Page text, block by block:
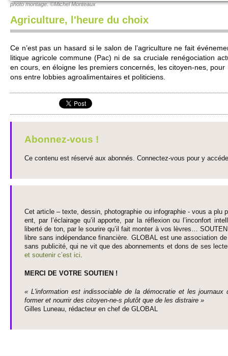
photo montage: ©Mi­chel Monte­aux
Agriculture, l'heure du choix
Ce n’est pas un hasard si le salon de l’agri­culture ne fait
litique agri­cole co­mmune (Pac) ni de sa cruci­ale renégo­ci­ation
en cours, en éloigne les pre­miers concernés, les ci­to­yen-nes,
ons entre lobbies agro­alimentaires et po­liti­ci­ens.
Abonnez-vous !
Ce contenu est réservé aux abonnés. Connectez-vous pour y
Cet article – texte, dessin, photographie ou infographie - vous a plu
ent, par l’éclairage qu’il appo­rte, par la réflexion ou l’inconfort
liberté de ton, par le so­urire qu’il fait monter à vos lèvres…
libre sans indépendance financière. GLOBAL est une asso­ci­ation
sans publi­cité, qui ne vit que des abonne­ments et dons de ses
et so­utenir c’est ici.
MERCI DE VOTRE SO­UTIEN !
« L'information est indisso­ci­able de la démo­cratie et les journaux
former et nourrir des ci­to­yen-ne-s plutôt que de les dis­traire »
Gi­lles Luneau, rédacteur en chef de GLOBAL